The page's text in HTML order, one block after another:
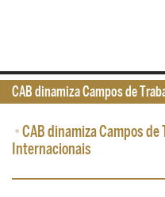
•CAB dinamiza Campos
Internacionais
CAB dinamiza Campos de